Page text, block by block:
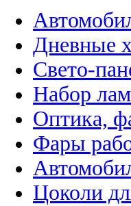
Дневные
Свето-
Набор
Оптика,
Фары
Цоколи